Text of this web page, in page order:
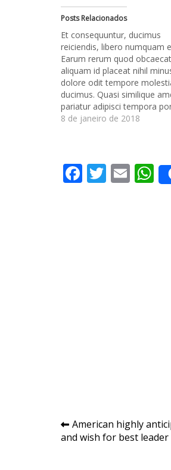
Posts Relacionados
Et consequuntur, ducimus
reiciendis, libero numquam
Earum rerum quod
aliquam id placeat nihil
dolore odit tempore
ducimus. Quasi similique
pariatur adipisci tempora
animi blanditiis, aliquam nobis
explicabo quisquam et
maxime, eligendi quaerat
8 de janeiro de 2018
Facebook
Twitter
Navegação
de
American highly
and wish for best leader